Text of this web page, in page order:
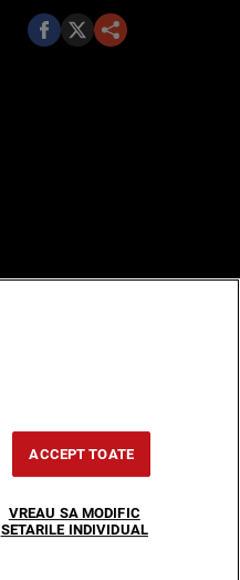
ACCEPT TOATE
VREAU SA MODIFIC
SETARILE INDIVIDUAL